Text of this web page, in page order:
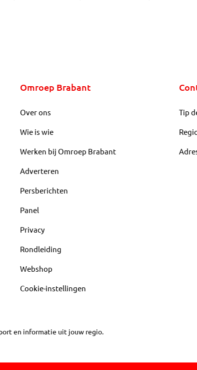
Omroep Brabant
Over ons
Wie is wie
Werken bij Omroep Brabant
Adverteren
Persberichten
Panel
Privacy
Rondleiding
Webshop
Cookie-instellingen
Tip
en informatie uit jouw regio.